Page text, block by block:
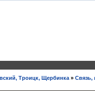
Троицк, Щербинка » Связь,